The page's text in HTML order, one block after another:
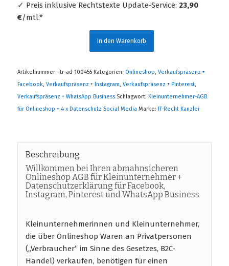
✓ Preis inklusive Rechtstexte Update-Service: 23,90
€/mtl.*
In den Warenkorb
Artikelnummer: itr-ad-100455 Kategorien: Onlineshop, Verkaufspräsenz +
Facebook, Verkaufspräsenz + Instagram, Verkaufspräsenz + Pinterest,
Verkaufspräsenz + WhatsApp Business Schlagwort: Kleinunternehmer-AGB
für Onlineshop + 4 x Datenschutz Social Media Marke: IT-Recht Kanzlei
Beschreibung
Willkommen bei Ihren abmahnsicheren
Onlineshop AGB für Kleinunternehmer +
Datenschutzerklärung für Facebook,
Instagram, Pinterest und WhatsApp Business
Kleinunternehmerinnen und Kleinunternehmer,
die über Onlineshop Waren an Privatpersonen
(„Verbraucher“ im Sinne des Gesetzes, B2C-
Handel) verkaufen, benötigen für einen